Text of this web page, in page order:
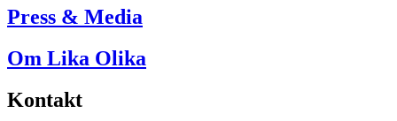
Press & Media
Om Lika Olika
Kontakt